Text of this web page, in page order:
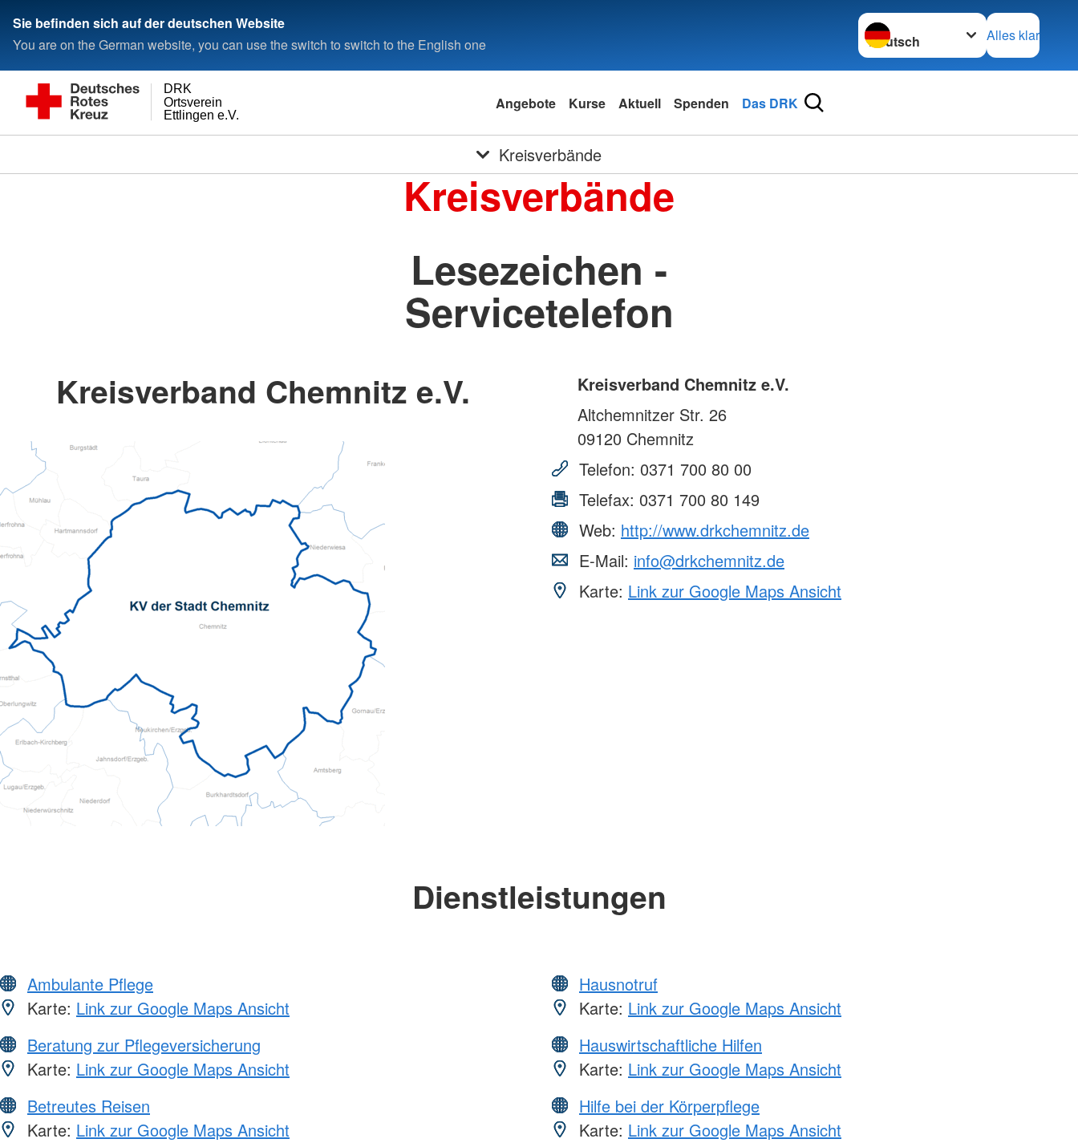
Sie befinden sich auf der deutschen Website
You are on the German website, you can use the switch to switch to the English one
Sprache wechseln zu
Alles klar
Ettlingen e.V.
Ortsverein
DRK
Angebote Kurse Aktuell Spenden Das DRK
Kreisverbände
Kreisverbände
Lesezeichen -
Servicetelefon
Kreisverband Chemnitz e.V.
Kreisverband Chemnitz e.V.
Altchemnitzer Str. 26
09120 Chemnitz
Telefon: 0371 700 80 00
Telefax: 0371 700 80 149
Web: http://www.drkchemnitz.de
E-Mail: info@drkchemnitz.de
Karte: Link zur Google Maps Ansicht
Dienstleistungen
Ambulante Pflege
Karte: Link zur Google Maps Ansicht
Beratung zur Pflegeversicherung
Karte: Link zur Google Maps Ansicht
Betreutes Reisen
Karte: Link zur Google Maps Ansicht
Hausnotruf
Karte: Link zur Google Maps Ansicht
Hauswirtschaftliche Hilfen
Karte: Link zur Google Maps Ansicht
Hilfe bei der Körperpflege
Karte: Link zur Google Maps Ansicht